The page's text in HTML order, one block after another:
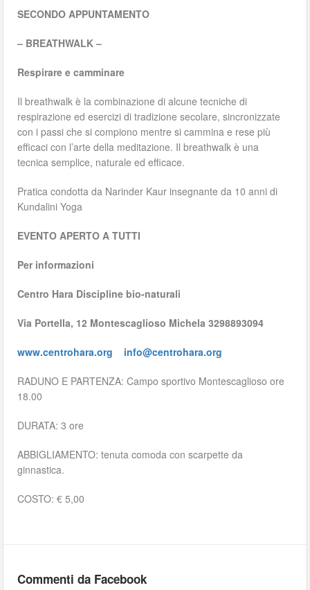
SECONDO APPUNTAMENTO
– BREATHWALK –
Respirare e camminare
Il breathwalk è la combinazione di alcune tecniche di
respirazione ed esercizi di tradizione secolare, sincronizzate
con i passi che si compiono mentre si cammina e rese più
efficaci con l’arte della meditazione. Il breathwalk è una
tecnica semplice, naturale ed efficace.
Pratica condotta da Narinder Kaur insegnante da 10 anni di
Kundalini Yoga
EVENTO APERTO A TUTTI
Per informazioni
Centro Hara Discipline bio-naturali
Via Portella, 12 Montescaglioso Michela 3298893094
www.centrohara.org info@centrohara.org
RADUNO E PARTENZA: Campo sportivo Montescaglioso ore
18.00
DURATA: 3 ore
ABBIGLIAMENTO: tenuta comoda con scarpette da
ginnastica.
COSTO: € 5,00
Commenti da Facebook